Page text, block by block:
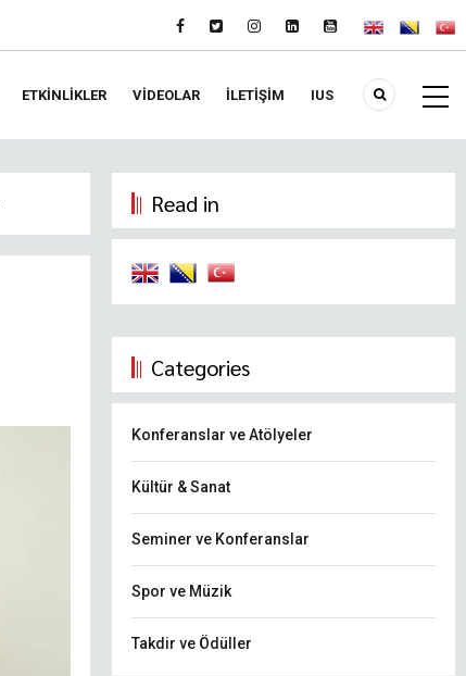
ETKİNLİKLER VIDEOLAR İLETİŞİM IUS
Read in
Categories
Konferanslar ve Atölyeler
Kültür & Sanat
Seminer ve Konferanslar
Spor ve Müzik
Takdir ve Ödüller